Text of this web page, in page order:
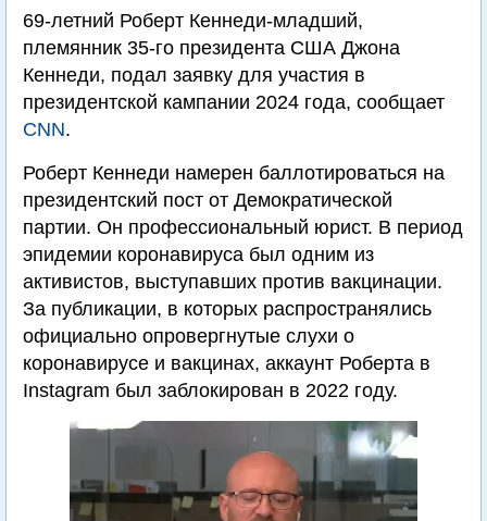
69-летний Роберт Кеннеди-младший,
племянник 35-го президента США Джона
Кеннеди, подал заявку для участия в
президентской кампании 2024 года, сообщает
CNN.
Роберт Кеннеди намерен баллотироваться на
президентский пост от Демократической
партии. Он профессиональный юрист. В период
эпидемии коронавируса был одним из
активистов, выступавших против вакцинации.
За публикации, в которых распространялись
официально опровергнутые слухи о
коронавирусе и вакцинах, аккаунт Роберта в
Instagram был заблокирован в 2022 году.